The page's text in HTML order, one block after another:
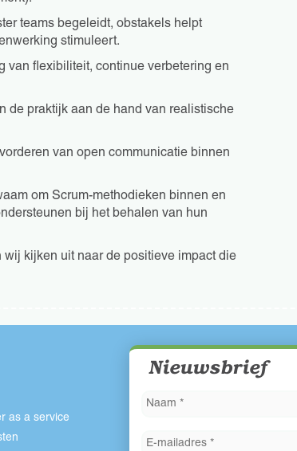
teams begeleidt, obstakels helpt
stimuleert.
van flexibiliteit, continue verbetering en
de praktijk aan de hand van realistische
van open communicatie binnen
om Scrum-methodieken binnen en
bij het behalen van hun
kijken uit naar de positieve impact die
as a service
Nieuwsbrief